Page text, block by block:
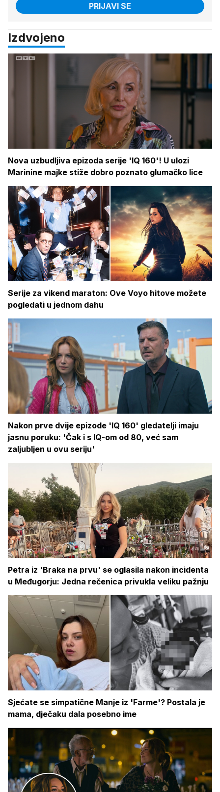
PRIJAVI SE
Izdvojeno
Nova uzbudljiva epizoda serije 'IQ 160'! U ulozi
Marinine majke stiže dobro poznato glumačko lice
Serije za vikend maraton: Ove Voyo hitove možete
pogledati u jednom dahu
Nakon prve dvije epizode 'IQ 160' gledatelji imaju
jasnu poruku: 'Čak i s IQ-om od 80, već sam
zaljubljen u ovu seriju'
Petra iz 'Braka na prvu' se oglasila nakon incidenta
u Međugorju: Jedna rečenica privukla veliku pažnju
Sjećate se simpatične Manje iz 'Farme'? Postala je
mama, dječaku dala posebno ime